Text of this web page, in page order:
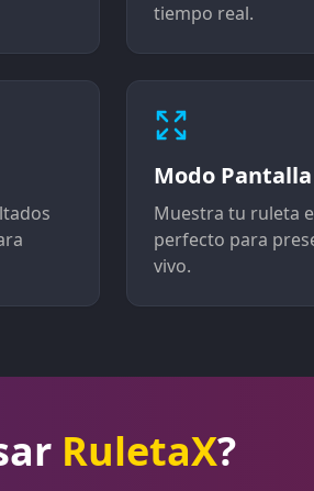
tiempo real.
Modo
Muestra tu ruleta
perfecto para
vivo.
RuletaX?